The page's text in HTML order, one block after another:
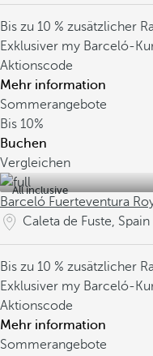
Bis zu 10 % zusätzlicher
Exklusiver my Barceló-
Aktionscode
Mehr information
Sommerangebote
Bis 10%
Buchen
Vergleichen
All inclusive
Barceló Fuerteventura
Caleta de Fuste, Spain
Bis zu 10 % zusätzlicher
Exklusiver my Barceló-
Aktionscode
Mehr information
Sommerangebote